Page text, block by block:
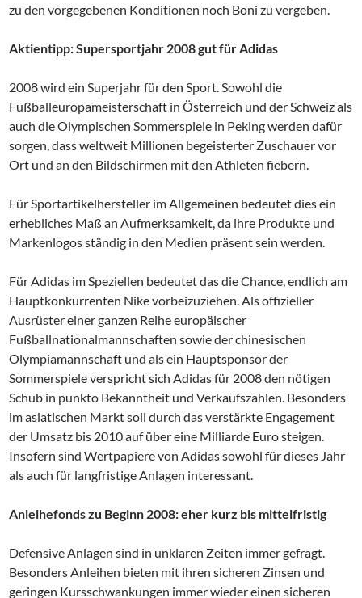
zu den vorgegebenen Konditionen noch Boni zu vergeben.
Aktientipp: Supersportjahr 2008 gut für Adidas
2008 wird ein Superjahr für den Sport. Sowohl die
Fußballeuropameisterschaft in Österreich und der Schweiz als
auch die Olympischen Sommerspiele in Peking werden dafür
sorgen, dass weltweit Millionen begeisterter Zuschauer vor
Ort und an den Bildschirmen mit den Athleten fiebern.
Für Sportartikelhersteller im Allgemeinen bedeutet dies ein
erhebliches Maß an Aufmerksamkeit, da ihre Produkte und
Markenlogos ständig in den Medien präsent sein werden.
Für Adidas im Speziellen bedeutet das die Chance, endlich am
Hauptkonkurrenten Nike vorbeizuziehen. Als offizieller
Ausrüster einer ganzen Reihe europäischer
Fußballnationalmannschaften sowie der chinesischen
Olympiamannschaft und als ein Hauptsponsor der
Sommerspiele verspricht sich Adidas für 2008 den nötigen
Schub in punkto Bekanntheit und Verkaufszahlen. Besonders
im asiatischen Markt soll durch das verstärkte Engagement
der Umsatz bis 2010 auf über eine Milliarde Euro steigen.
Insofern sind Wertpapiere von Adidas sowohl für dieses Jahr
als auch für langfristige Anlagen interessant.
Anleihefonds zu Beginn 2008: eher kurz bis mittelfristig
Defensive Anlagen sind in unklaren Zeiten immer gefragt.
Besonders Anleihen bieten mit ihren sicheren Zinsen und
geringen Kursschwankungen immer wieder einen sicheren